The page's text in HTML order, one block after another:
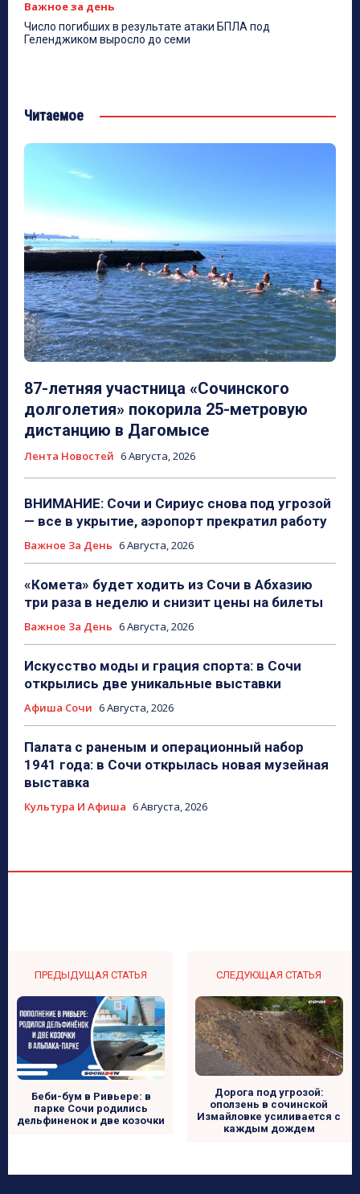
Важное за день
Число погибших в результате атаки БПЛА под
Геленджиком выросло до семи
Читаемое
87-летняя участница «Сочинского
долголетия» покорила 25-метровую
дистанцию в Дагомысе
Лента Новостей 6 Августа, 2026
ВНИМАНИЕ: Сочи и Сириус снова под угрозой
— все в укрытие, аэропорт прекратил работу
Важное За День 6 Августа, 2026
«Комета» будет ходить из Сочи в Абхазию
три раза в неделю и снизит цены на билеты
Важное За День 6 Августа, 2026
Искусство моды и грация спорта: в Сочи
открылись две уникальные выставки
Афиша Сочи 6 Августа, 2026
Палата с раненым и операционный набор
1941 года: в Сочи открылась новая музейная
выставка
Культура И Афиша 6 Августа, 2026
ПРЕДЫДУЩАЯ СТАТЬЯ
Беби-бум в Ривьере: в
парке Сочи родились
дельфиненок и две козочки
СЛЕДУЮЩАЯ СТАТЬЯ
Дорога под угрозой:
оползень в сочинской
Измайловке усиливается с
каждым дождем